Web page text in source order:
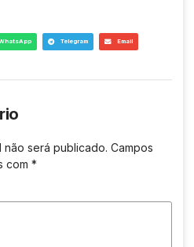
Telegram Email
será publicado. Campos
com *